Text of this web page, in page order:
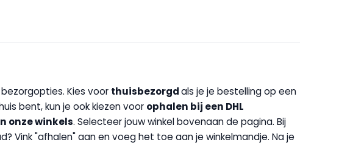
Kies voor thuisbezorgdals je je bestelling op een
bent, kun je ook kiezen voor ophalen bij een DHL
onze winkels. Selecteer jouw winkel bovenaan de pagina. Bij
Vink "afhalen" aan en voeg het toe aan je winkelmandje. Na je